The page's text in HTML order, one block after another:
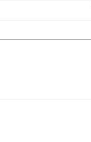
und wie du dich